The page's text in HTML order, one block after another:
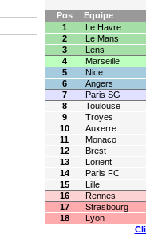
Pos Equipe
1
Le Havre
2
Le Mans
3
Lens
4
Marseille
5
Nice
6
Angers
7
Paris SG
8
Toulouse
9
Troyes
10
Auxerre
11
Monaco
12
Brest
13
Lorient
14
Paris FC
15
Lille
16
Rennes
17
Strasbourg
18
Lyon